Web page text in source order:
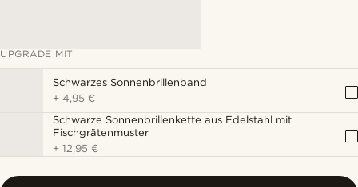
UPGRADE MIT
Schwarzes Sonnenbrillenband
+4,95 €
Schwarze Sonnenbrillenkette aus Edelstahl mit
Fischgrätenmuster
+12,95 €